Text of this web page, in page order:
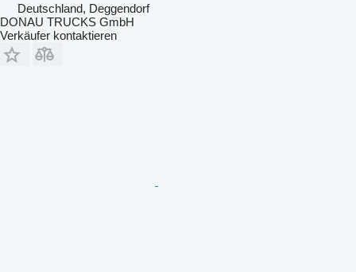
Deutschland, Deggendorf
DONAU TRUCKS GmbH
Verkäufer kontaktieren